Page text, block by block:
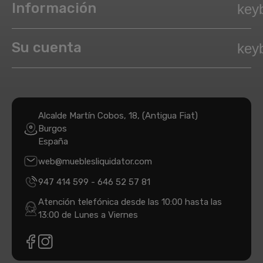
Información
Su cuenta
Alcalde Martín Cobos, 18, (Antigua Fiat)
Burgos
España
web@mueblesliquidator.com
947 414 599 - 646 52 57 81
Atención telefónica desde las 10:00 hasta las
13:00 de Lunes a Viernes